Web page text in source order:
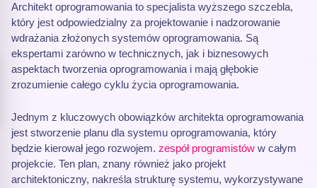
Architekt oprogramowania to specjalista wyższego szczebla,
który jest odpowiedzialny za projektowanie i nadzorowanie
wdrażania złożonych systemów oprogramowania. Są
ekspertami zarówno w technicznych, jak i biznesowych
aspektach tworzenia oprogramowania i mają głębokie
zrozumienie całego cyklu życia oprogramowania.
Jednym z kluczowych obowiązków architekta oprogramowania
jest stworzenie planu dla systemu oprogramowania, który
będzie kierował jego rozwojem. zespół programistów w całym
projekcie. Ten plan, znany również jako projekt
architektoniczny, nakreśla strukturę systemu, wykorzystywane